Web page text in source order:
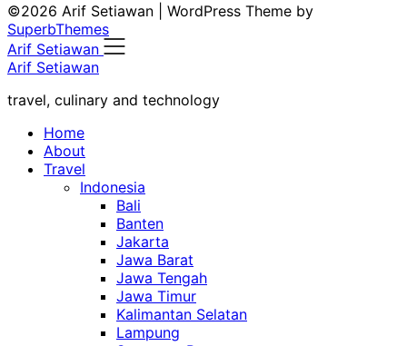
©2026 Arif Setiawan
| WordPress Theme by
SuperbThemes
Arif Setiawan
Arif Setiawan
travel, culinary and technology
Home
About
Travel
Indonesia
Bali
Banten
Jakarta
Jawa Barat
Jawa Tengah
Jawa Timur
Kalimantan Selatan
Lampung